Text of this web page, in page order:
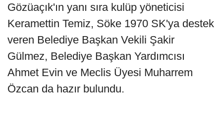
Gözüaçık'ın yanı sıra kulüp yöneticisi
Keramettin Temiz, Söke 1970 SK'ya destek
veren Belediye Başkan Vekili Şakir
Gülmez, Belediye Başkan Yardımcısı
Ahmet Evin ve Meclis Üyesi Muharrem
Özcan da hazır bulundu.